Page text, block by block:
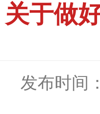
关于做
发布时间